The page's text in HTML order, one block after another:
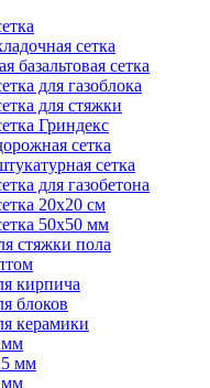
сетка
базальтовая сетка
для газоблока
для стяжки
Гриндекс
сетка
сетка
для газобетона
20x20 см
50x50 мм
стяжки пола
кирпича
блоков
керамики
мм
мм
мм